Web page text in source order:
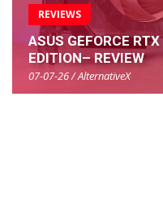
REVIEWS
ASUS GEFORCE
EDITION– REVIEW
07-07-26 / AlternativeX